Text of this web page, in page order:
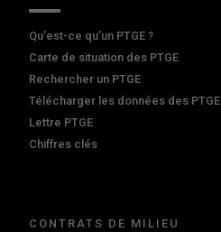
Qu’est-ce qu’un PTGE ?
Carte de situation des PTGE
Rechercher un PTGE
Télécharger les données des PTGE
Lettre PTGE
Chiffres clés
CONTRATS DE MILIEU